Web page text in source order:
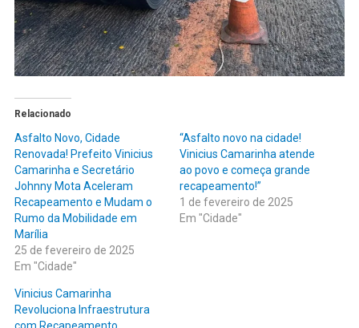
Relacionado
Asfalto Novo, Cidade
Renovada! Prefeito Vinicius
Camarinha e Secretário
Johnny Mota Aceleram
Recapeamento e Mudam o
Rumo da Mobilidade em
Marília
25 de fevereiro de 2025
Em "Cidade"
“Asfalto novo na cidade!
Vinicius Camarinha atende
ao povo e começa grande
recapeamento!”
1 de fevereiro de 2025
Em "Cidade"
Vinicius Camarinha
Revoluciona Infraestrutura